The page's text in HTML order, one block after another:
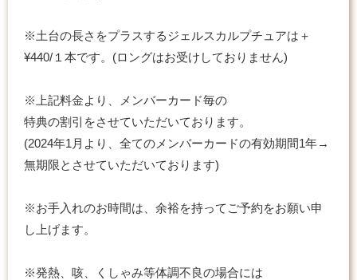
※土台の長さをプラスするジェルスカルプチュアは＋
¥440/１本です。(ロングはお受けしておりません)
※上記料金より、メンバーカード毎の
特典の割引をさせていただいております。
(2024年1月より、全てのメンバーカードの有効期間1年→
無期限とさせていただいております)
※お手入れのお時間は、余裕を持ってご予約をお願い申
し上げます。
※発熱、咳、くしゃみ等体調不良の場合には